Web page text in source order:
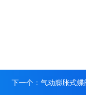
下一个： 气动膨胀式蝶